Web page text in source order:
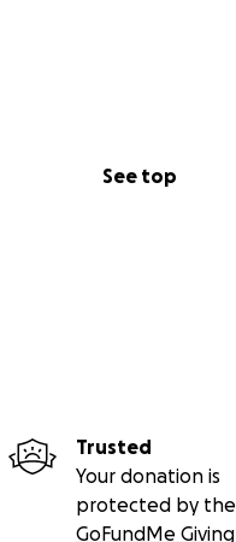
See top
Trusted
Your donation is
protected by the
GoFundMe Giving